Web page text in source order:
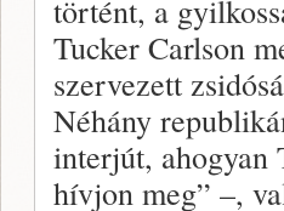
történt, a
Tucker Carlson
szervezett
Néhány
interjút, ahogyan
hívjon meg” –,